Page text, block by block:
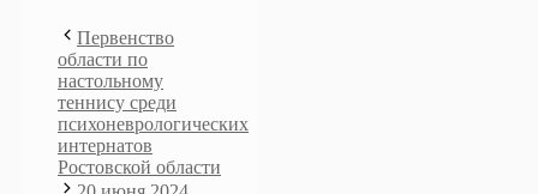
Первенство
области по
настольному
теннису среди
психоневрологических
интернатов
Ростовской области